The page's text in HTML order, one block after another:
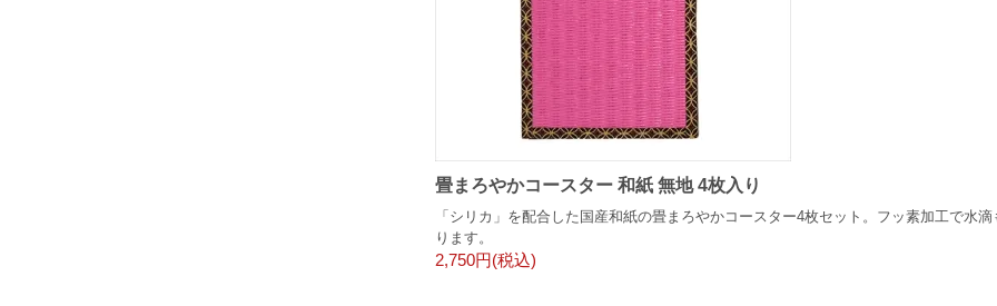
畳まろやかコースター 和紙 無地 4枚入り
「シリカ」を配合した国産和紙の畳まろやかコースター4枚セット。フッ素加工で
ります。
2,750円(税込)